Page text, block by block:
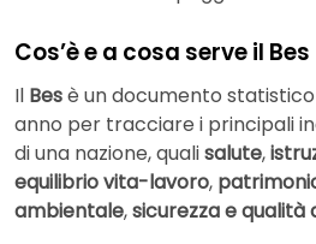
Cos’è e a cosa serve il Bes
Il Besè un documento
anno per tracciare i principali
di una nazione, qualisalute,
equilibrio vita-lavoro,
ambientale,sicurezza e qualità